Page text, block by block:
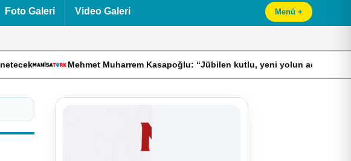
Foto Galeri Video Galeri Menü +
Mehmet Muharrem Kasapoğlu: “Jübilen kutlu, yeni yolun açık olsun İsmail Köybaşı”